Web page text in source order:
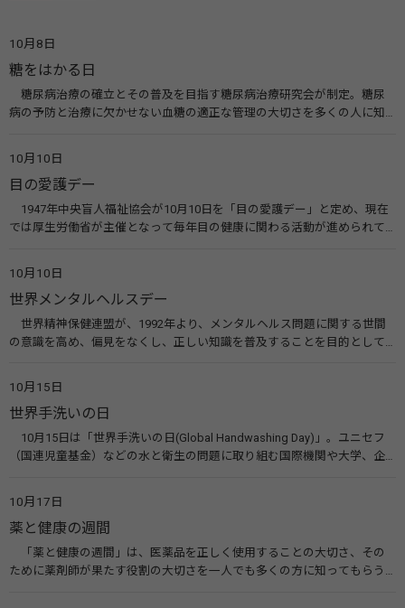
10月8日
糖をはかる日
糖尿病治療の確立とその普及を目指す糖尿病治療研究会が制定。糖尿
病の予防と治療に欠かせない血糖の適正な管理の大切さを多くの人に知
療研究会） 糖尿病ネットワーク
10月10日
目の愛護デー
1947年中央盲人福祉協会が10月10日を「目の愛護デー」と定め、現在
では厚生労働省が主催となって毎年目の健康に関わる活動が進められて
会）
10月10日
世界メンタルヘルスデー
世界精神保健連盟が、1992年より、メンタルヘルス問題に関する世間
の意識を高め、偏見をなくし、正しい知識を普及することを目的として、
す。 関連リンク 世界メンタルヘルスデー（厚生労働省） 働く人のメンタ
ルヘルス・ポータルサイト「こころの耳」（厚生労働省）
10月15日
世界手洗いの日
10月15日は「世界手洗いの日(Global Handwashing Day)」。ユニセフ
（国連児童基金）などの水と衛生の問題に取り組む国際機関や大学、企
10月17日
薬と健康の週間
「薬と健康の週間」は、医薬品を正しく使用することの大切さ、その
ために薬剤師が果たす役割の大切さを一人でも多くの方に知ってもらう